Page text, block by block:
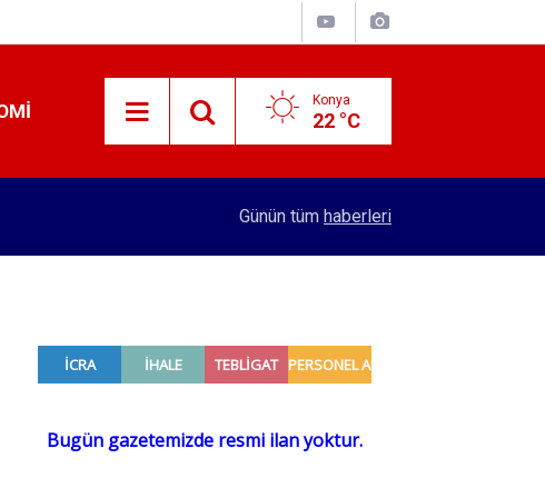
Konya
22 °C
Türkiye'nin su markası yerli kola üretti! 81 ilde
Günün tüm haberleri